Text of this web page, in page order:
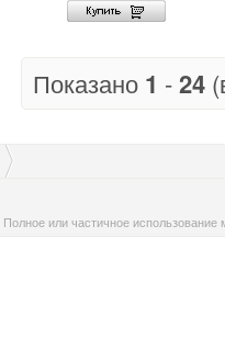
Показано 1 -24
Полное или частичное